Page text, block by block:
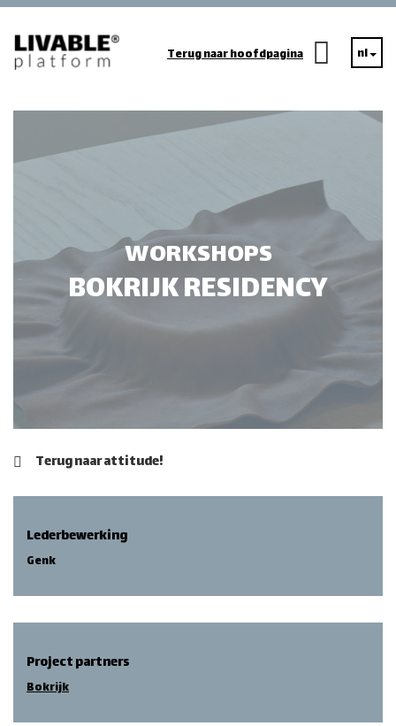
Terug naar hoofdpagina nl
BOKRIJK RESIDENCY
WORKSHOPS
Terug naar attitude!
Lederbewerking
Genk
Project partners
Bokrijk